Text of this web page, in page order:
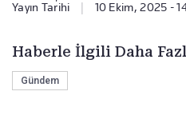
Yayın Tarihi 10 Ekim, 2025 -
Haberle İlgili Daha
Gündem